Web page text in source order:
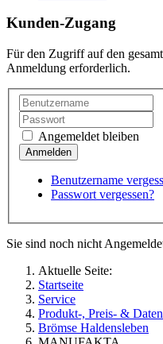
Kunden-Zugang
Für den Zugriff auf den
Anmeldung erforderlich.
Angemeldet bleiben
Benutzername
Passwort vergessen?
Sie sind noch nicht
Aktuelle Seite:
Startseite
Service
Produkt-, Preis- &
Brömse Haldensleben